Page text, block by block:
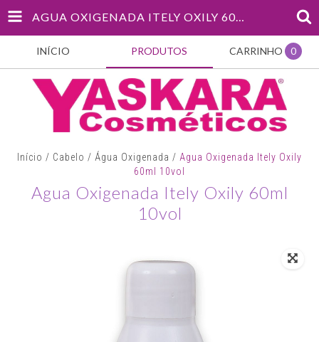
AGUA OXIGENADA ITELY OXILY 60ML 10VOL
INÍCIO PRODUTOS CARRINHO 0
Início / Cabelo / Água Oxigenada / Agua Oxigenada Itely Oxily
60ml 10vol
Agua Oxigenada Itely Oxily 60ml
10vol